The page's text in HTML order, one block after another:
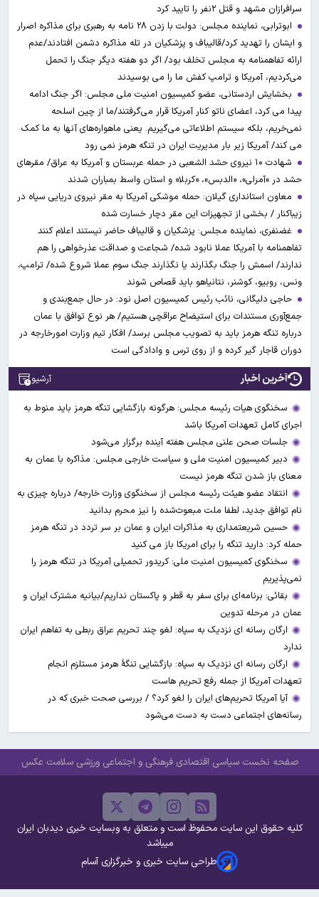
سرافرازان مشهد و قتل ۲نفر را تایید کرد
ابوترابی، نماینده مجلس: دولت با زدن ۲۸ نامه به رهبری برای مذاکره اصرار
و ایشان را تهدید کرد/قالیباف و پزشکیان در تله مذاکره دشمن افتادند/عدم
ارائه تفاهمنامه به مجلس تخلف بود/ اگر دو هفته دیگر جنگ را تحمل
می‌کردیم، آمریکا و ترامپ کفش ما را می بوسیدند
بخشایش اردستانی، عضو کمیسیون امنیت ملی مجلس: اگر جنگ ادامه
پیدا می کرد، اعضای ناتو کنار آمریکا قرار می‌گرفتند/ما از چین اسلحه
نمی‌خریم، بلکه سیستم اطلاعاتی می‌گیریم. یعنی ماهواره‌های آنها به ما کمک
می کند/ آمریکا زیر بار مدیریت ایران در تنگه هرمز نمی رود
شهادت ۱۰ نیروی حشد الشعبی در حمله عربستان و آمریکا به عراق/ مقرهای
حشد در »آمرلی»، «الدبس»، «کربلا« و استان واسط بمباران شدند
معاون استانداری گیلان: حمله موشکی آمریکا به مقر نیروی دریایی سپاه در
زیباکنار / بخشی از تجهیزات این مقر دچار خسارت شده
غضنفری، نماینده مجلس: پزشکیان و قالیباف حاضر نیستند اعلام کنند
تفاهمنامه با آمریکا عملا نابود شده/ شجاعت و صداقت عذرخواهی را هم
ندارند/ اسمش را جنگ بگذارند یا نگذارند جنگ سوم عملا شروع شده/ ترامپ،
ونس، روبیو، کوشنر، نتانیاهو باید قصاص شوند
حاجی دلیگانی، نائب رئیس کمیسیون اصل نود: در حال جمع‌بندی و
جمع‌آوری مستندات برای استیضاح عراقچی هستیم/ هر نوع توافق با عمان
درباره تنگه هرمز باید به تصویب مجلس برسد/ افکار تیم وزارت امورخارجه در
دوران قاجار گیر کرده و از روی ترس و وادادگی است
آخرین اخبار آرشیو
سخنگوی هیات رئیسه مجلس: هرگونه بازگشایی تنگه هرمز باید منوط به
اجرای کامل تعهدات آمریکا باشد
جلسات صحن علنی مجلس هفته آینده برگزار می‌شود
دبیر کمیسیون امنیت ملی و سیاست خارجی مجلس: مذاکره با عمان به
معنای باز شدن تنگه هرمز نیست
انتقاد عضو هیئت رئیسه مجلس از سخنگوی وزارت خارجه/ درباره چیزی به
نام توافق جدید، لطفا ملت مبعوث‌شده را نیز محرم بدانید
حسین شریعتمداری به مذاکرات ایران و عمان بر سر تردد در تنگه هرمز
حمله کرد: دارید تنگه را برای امریکا باز می کنید
سخنگوی کمیسیون امنیت ملی: کریدور تحمیلی آمریکا در تنگه هرمز را
نمی‌پذیریم
بقائی: برنامه‌ای برای سفر به قطر و پاکستان نداریم/بیانیه مشترک ایران و
عمان در مرحله تدوین
ارگان رسانه ای نزدیک به سپاه: لغو چند تحریم عراق ربطی به تفاهم ایران
ندارد
ارگان رسانه ای نزدیک به سپاه: بازگشایی تنگۀ هرمز مستلزم انجام
تعهدات آمریکا از جمله رفع تحریم هاست
آیا آمریکا تحریم‌های ایران را لغو کرد؟ / بررسی صحت خبری که در
رسانه‌های اجتماعی دست به دست می‌شود
صفحه نخست سیاسی اقتصادی فرهنگی و اجتماعی ورزشی سلامت عکس
کلیه حقوق این سایت محفوظ است و متعلق به وبسایت خبری دیدبان ایران
میباشد
طراحی سایت خبری و خبرگزاری آسام